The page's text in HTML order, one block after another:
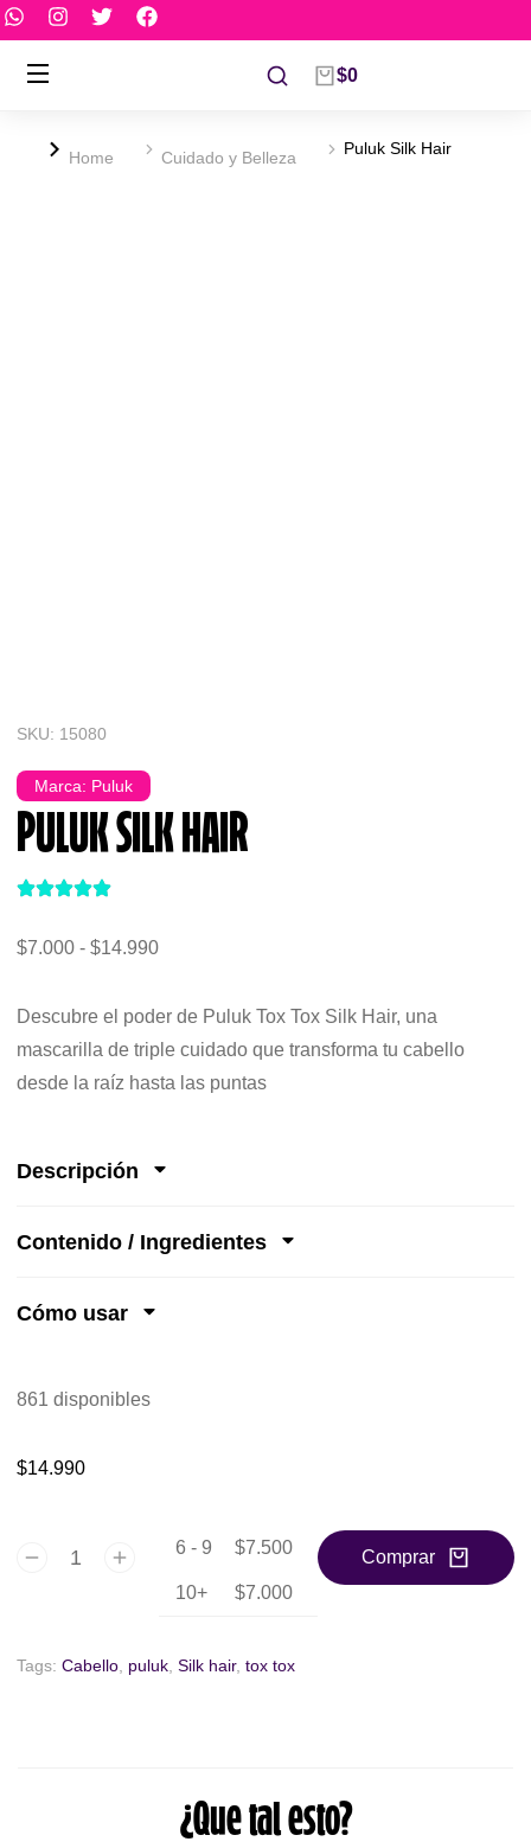
$0
You are here:
Home Cuidado y Belleza Puluk Silk Hair
SKU: 15080
Marca: Puluk
PULUK SILK HAIR
$7.000 - $14.990
Descubre el poder de Puluk Tox Tox Silk Hair, una
mascarilla de triple cuidado que transforma tu cabello
desde la raíz hasta las puntas
Descripción
Contenido / Ingredientes
Cómo usar
861 disponibles
$14.990
6 - 9 $7.500
10+ $7.000
Comprar
Tags: Cabello puluk Silk hair, tox tox
¿Que tal esto?